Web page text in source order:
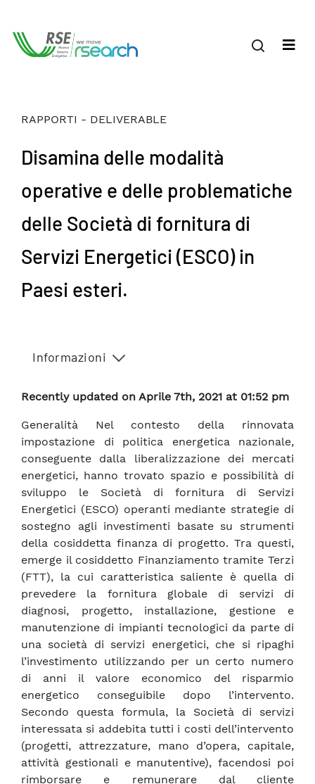
RAPPORTI - DELIVERABLE
Disamina delle modalità
operative e delle problematiche
delle Società di fornitura di
Servizi Energetici (ESCO) in
Paesi esteri.
Informazioni
Recently updated on Aprile 7th, 2021 at 01:52 pm
Generalità Nel contesto della rinnovata
impostazione di politica energetica nazionale,
conseguente dalla liberalizzazione dei mercati
energetici, hanno trovato spazio e possibilità di
sviluppo le Società di fornitura di Servizi
Energetici (ESCO) operanti mediante strategie di
sostegno agli investimenti basate su strumenti
della cosiddetta finanza di progetto. Tra questi,
emerge il cosiddetto Finanziamento tramite Terzi
(FTT), la cui caratteristica saliente è quella di
prevedere la fornitura globale di servizi di
diagnosi, progetto, installazione, gestione e
manutenzione di impianti tecnologici da parte di
una società di servizi energetici, che si ripaghi
l’investimento utilizzando per un certo numero
di anni il valore economico del risparmio
energetico conseguibile dopo l’intervento.
Secondo questa formula, la Società di servizi
interessata si addebita tutti i costi dell’intervento
(progetti, attrezzature, mano d’opera, capitale,
attività gestionali e manutentive), facendosi poi
rimborsare e remunerare dal cliente